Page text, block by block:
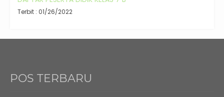
Terbit : 01/26/2022
POS TERBARU